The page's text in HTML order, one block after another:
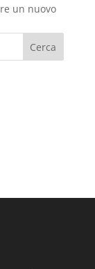
un nuovo